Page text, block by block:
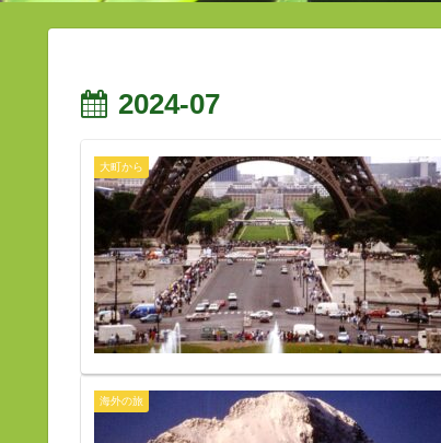
2024-07
大町から
海外の旅